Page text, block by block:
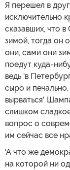
Я перешел в
исключительно
сказавших, что
зимой, тогда он
они, сами они
поедут куда-
ведь 'в
сыро и
вырваться'.
слишком
вопрос о
им сейчас все
'А что же
на которой ни